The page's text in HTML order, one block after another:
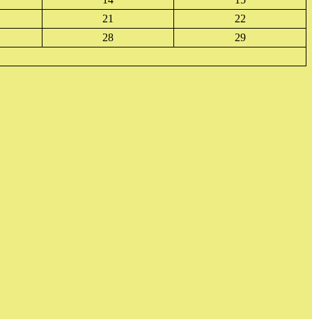
21
22
28
29